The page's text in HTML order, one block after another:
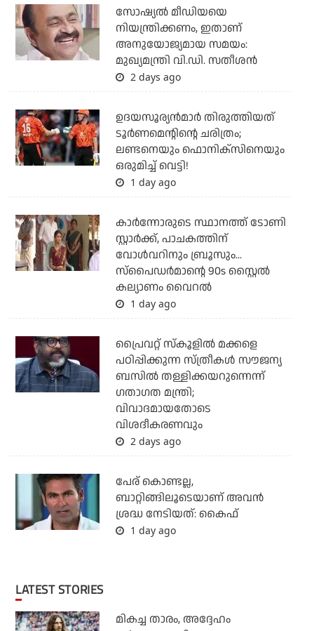
സോഷ്യല്‍ മീഡിയയെ
നിയന്ത്രിക്കണം, ഇതാണ്
അനുയോജ്യമായ സമയം:
മുഖ്യമന്ത്രി വി.ഡി. സതീശന്‍
2 days ago
ഉദയസൂര്യന്‍മാര്‍ തിരുത്തിയത്
ടൂര്‍ണമെന്റിന്റെ ചരിത്രം;
ലണ്ടനെയും ഫൊനിക്‌സിനെയും
ഒരുമിച്ച് വെട്ടി!
1 day ago
കാര്‍ന്നോരുടെ സ്ഥാനത്ത് ടോണി
സ്റ്റാര്‍ക്ക്, പാചകത്തിന്
വോള്‍വറിനും ബ്രൂസും...
സ്‌പൈഡര്‍മാന്റെ 90s സ്റ്റൈല്‍
കല്യാണം വൈറല്‍
1 day ago
പ്രൈവറ്റ് സ്‌കൂളില്‍ മക്കളെ
പഠിപ്പിക്കുന്ന സ്ത്രീകള്‍ സൗജന്യ
ബസില്‍ തള്ളിക്കയറുന്നെന്ന്
ഗതാഗത മന്ത്രി;
വിവാദമായതോടെ
വിശദീകരണവും
2 days ago
പേര് കൊണ്ടല്ല,
ബാറ്റിങ്ങിലൂടെയാണ് അവൻ
ശ്രദ്ധ നേടിയത്: കൈഫ്
1 day ago
LATEST STORIES
മികച്ച താരം, അദ്ദേഹം